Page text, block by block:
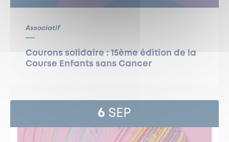
Associatif
Courons solidaire : 15ème édition de la
Course Enfants sans Cancer
6 SEP